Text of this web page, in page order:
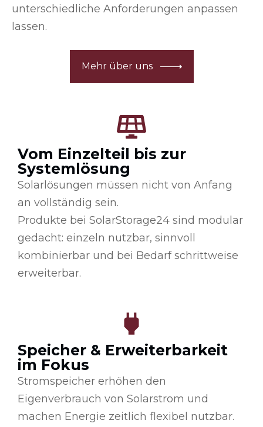
unterschiedliche Anforderungen anpassen
lassen.
Mehr über uns
Vom Einzelteil bis zur
Systemlösung
Solarlösungen müssen nicht von Anfang
an vollständig sein.
Produkte bei SolarStorage24 sind modular
gedacht: einzeln nutzbar, sinnvoll
kombinierbar und bei Bedarf schrittweise
erweiterbar.
Speicher & Erweiterbarkeit
im Fokus
Stromspeicher erhöhen den
Eigenverbrauch von Solarstrom und
machen Energie zeitlich flexibel nutzbar.